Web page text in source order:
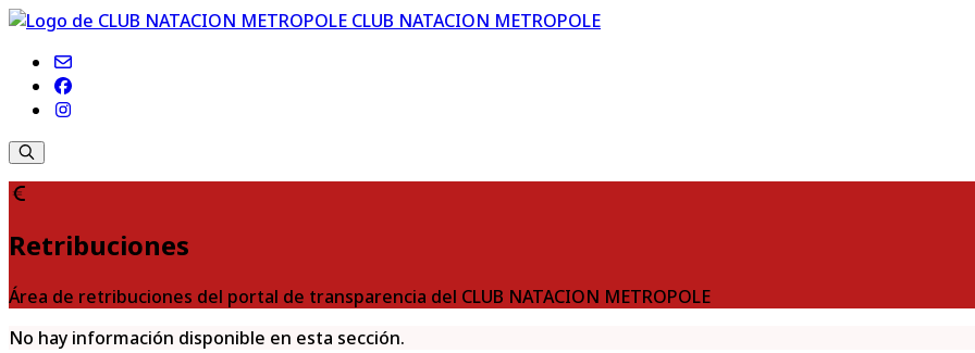
CLUB NATACION METROPOLE
Retribuciones
Área de retribuciones del portal de transparencia del CLUB NATACION METROPOLE
No hay información disponible en esta sección.